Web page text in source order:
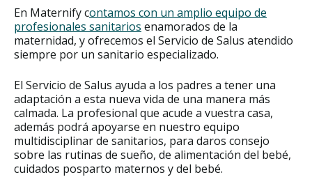
En Maternify contamos con un amplio equipo de
profesionales sanitarios enamorados de la
maternidad, y ofrecemos el Servicio de Salus atendido
siempre por un sanitario especializado.
El Servicio de Salus ayuda a los padres a tener una
adaptación a esta nueva vida de una manera más
calmada. La profesional que acude a vuestra casa,
además podrá apoyarse en nuestro equipo
multidisciplinar de sanitarios, para daros consejo
sobre las rutinas de sueño, de alimentación del bebé,
cuidados posparto maternos y del bebé.